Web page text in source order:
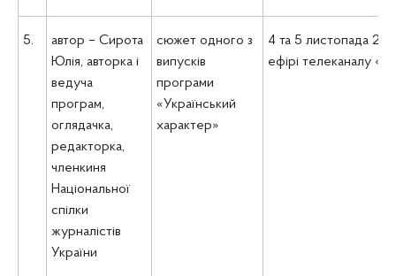
5.
автор – Сирота
Юлія, авторка і
ведуча
програм,
оглядачка,
редакторка,
членкиня
Національної
спілки
журналістів
України
сюжет одного з
випусків
програми
«Український
характер»
4 та 5 листопада
ефірі телеканалу